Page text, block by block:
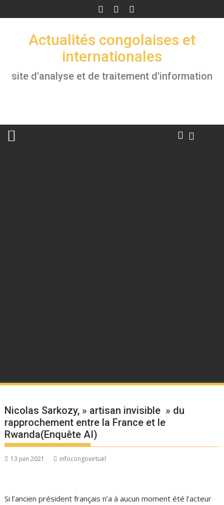
to
Actualités congolaises et
internationales
site d'analyse et de traitement d'information
Nicolas Sarkozy, » artisan invisible » du
rapprochement entre la France et le
Rwanda(Enquête AI)
13 juin 2021 infocongovirtuel
Si l’ancien président français n’a à aucun moment été l’acteur